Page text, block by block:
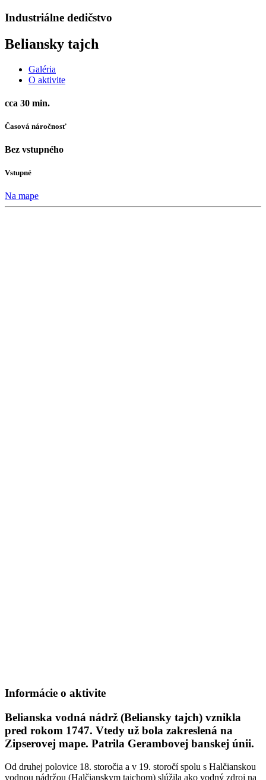
Industriálne dedičstvo
Beliansky tajch
Galéria
O aktivite
cca 30 min.
Časová náročnosť
Bez vstupného
Vstupné
Na mape
Informácie o aktivite
Belianska vodná nádrž (Beliansky tajch) vznikla
pred rokom 1747. Vtedy už bola zakreslená na
Zipserovej mape. Patrila Gerambovej banskej únii.
Od druhej polovice 18. storočia a v 19. storočí spolu s Halčianskou
vodnou nádržou (Halčianskym tajchom) slúžila ako vodný zdroj na